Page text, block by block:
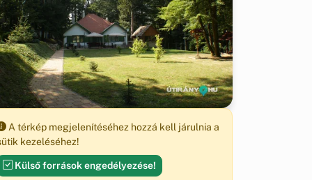
A térkép megjelenítéséhez hozzá kell járulnia a
kezeléséhez!
Külső források engedélyezése!